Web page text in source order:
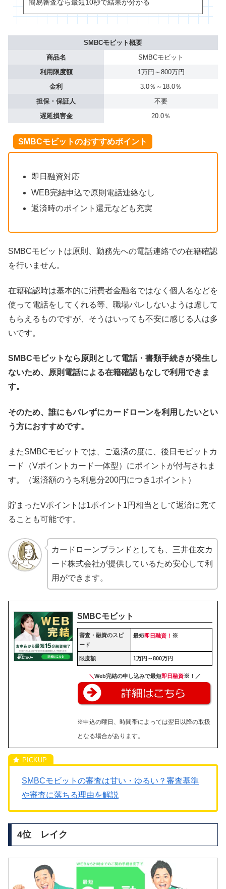
簡易審査なら最短10秒で結果が分かる
SMBCモビット概要
商品名
SMBCモビット
利用限度額
1万円～800万円
金利
3.0％～18.0％
担保・保証人
不要
遅延損害金
20.0％
SMBCモビットのおすすめポイント
即日融資対応
WEB完結申込で原則電話連絡なし
返済時のポイント還元なども充実
SMBCモビットは原則、勤務先への電話連絡での在籍確認
を行いません。
在籍確認時は基本的に消費者金融名ではなく個人名などを
使って電話をしてくれる等、職場バレしないようは慮して
もらえるものですが、そうはいっても不安に感じる人は多
いです。
SMBCモビットなら原則として電話・書類手続きが発生し
ないため、原則電話による在籍確認もなしで利用できま
す。
そのため、誰にもバレずにカードローンを利用したいとい
う方におすすめです。
またSMBCモビットでは、ご返済の度に、後日モビットカ
ード（Vポイントカード一体型）にポイントが付与されま
す。（返済額のうち利息分200円につき1ポイント）
貯まったVポイントは1ポイント1円相当として返済に充て
ることも可能です。
カードローンブランドとしても、三井住友カ
ード株式会社が提供しているため安心して利
用ができます。
SMBCモビット
審査・融資のスピ
ード
最短即日融資！ ※
限度額 1万円～800万円
＼Web完結の申し込みで最短即日融資※ ！／
※申込の曜日、時間帯によっては翌日以降の取扱
となる場合があります。
SMBCモビットの審査は甘い・ゆるい？審査基準
や審査に落ちる理由を解説
4位 レイク